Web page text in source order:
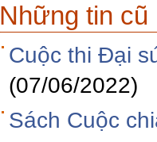
Những tin cũ
Cuộc thi Đại
(07/06/2022)
Sách Cuộc